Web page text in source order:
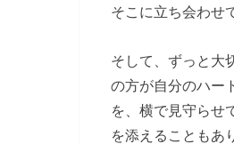
そこに立ち会わせ
そして、ずっと大
の方が自分のハー
を、横で見守らせ
を添えることもあ